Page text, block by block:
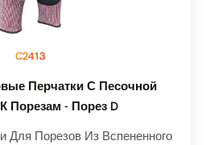
C2413
Перчатки С Песочной
Порезам - Порез D
Для Порезов Из Вспененного